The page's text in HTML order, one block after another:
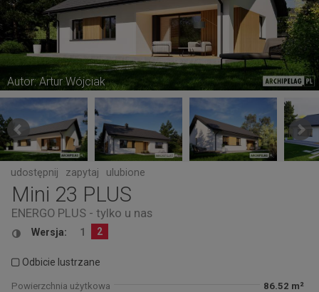
Autor: Artur Wójciak
udostępnij zapytaj ulubione
Mini 23 PLUS
ENERGO PLUS - tylko u nas
Wersja: 1 2
Odbicie lustrzane
Powierzchnia użytkowa
86.52 m²